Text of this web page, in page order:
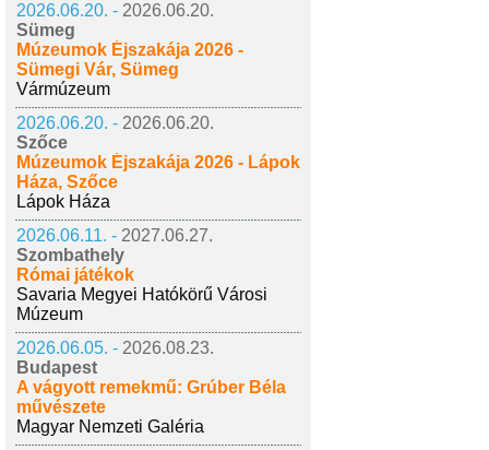
2026.06.20. - 2026.06.20.
Sümeg
Múzeumok Éjszakája 2026 -
Sümegi Vár, Sümeg
Vármúzeum
2026.06.20. - 2026.06.20.
Szőce
Múzeumok Éjszakája 2026 - Lápok
Háza, Szőce
Lápok Háza
2026.06.11. - 2027.06.27.
Szombathely
Római játékok
Savaria Megyei Hatókörű Városi
Múzeum
2026.06.05. - 2026.08.23.
Budapest
A vágyott remekmű: Grúber Béla
művészete
Magyar Nemzeti Galéria